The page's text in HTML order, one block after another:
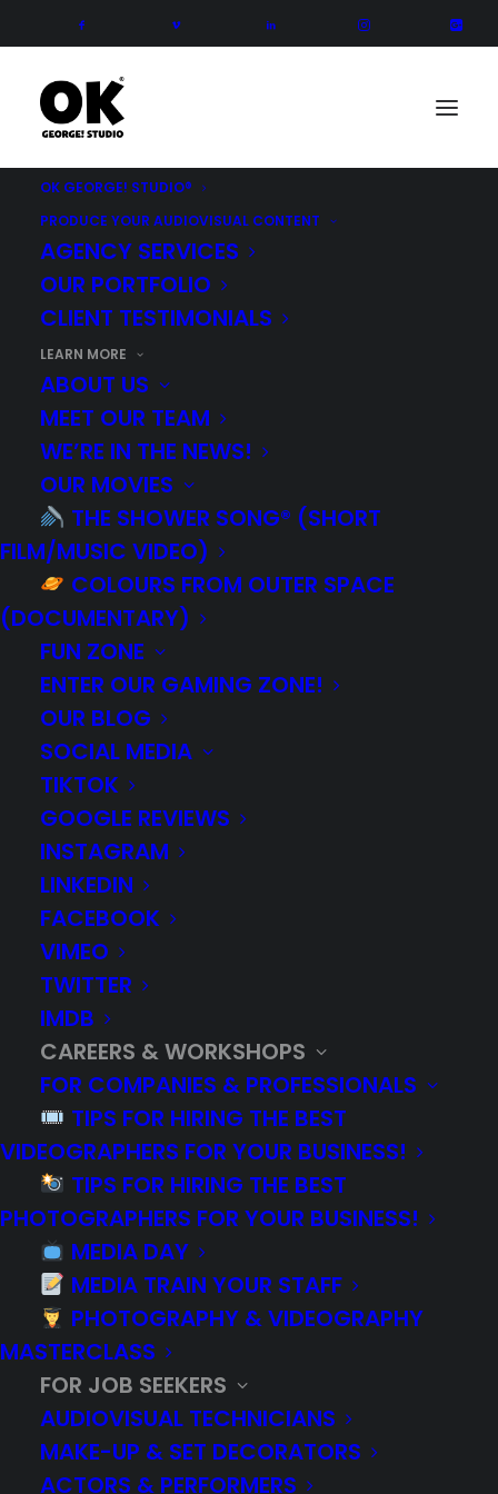
OK GEORGE! STUDIO®
PRODUCE YOUR AUDIOVISUAL CONTENT
AGENCY SERVICES
OUR PORTFOLIO
CLIENT TESTIMONIALS
LEARN MORE
ABOUT US
MEET OUR TEAM
WE’RE IN THE NEWS!
OUR MOVIES
THE SHOWER SONG® (SHORT
FILM/MUSIC VIDEO)
COLOURS FROM OUTER SPACE
(DOCUMENTARY)
FUN ZONE
ENTER OUR GAMING ZONE!
OUR BLOG
SOCIAL MEDIA
TIKTOK
GOOGLE REVIEWS
INSTAGRAM
LINKEDIN
FACEBOOK
VIMEO
TWITTER
IMDB
CAREERS & WORKSHOPS
FOR COMPANIES & PROFESSIONALS
TIPS FOR HIRING THE BEST
VIDEOGRAPHERS FOR YOUR BUSINESS!
TIPS FOR HIRING THE BEST
PHOTOGRAPHERS FOR YOUR BUSINESS!
MEDIA DAY
MEDIA TRAIN YOUR STAFF
PHOTOGRAPHY & VIDEOGRAPHY
MASTERCLASS
FOR JOB SEEKERS
AUDIOVISUAL TECHNICIANS
MAKE-UP & SET DECORATORS
ACTORS & PERFORMERS
FULL-TIME JOB AT OK GEORGE!
STUDIO
BRAND AMBASSADOR, SOCIAL MEDIA &
OK George! Studio is a multimedia
production agency in Montreal.
www.okgeorgestudio.com
We’re looking for a brand ambassador
with proven social media management
and sales skills to join our team and